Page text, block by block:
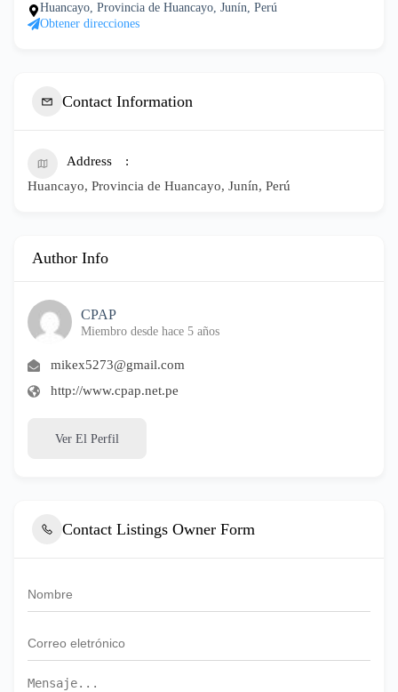
Huancayo, Provincia de Huancayo, Junín, Perú
Obtener direcciones
Contact Information
Address
Huancayo, Provincia de Huancayo, Junín, Perú
Author Info
CPAP
Miembro desde hace 5 años
mikex5273@gmail.com
http://www.cpap.net.pe
Ver El Perfil
Contact Listings Owner Form